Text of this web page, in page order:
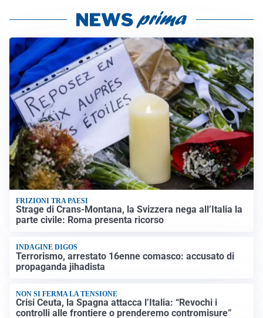
FRIZIONI TRA PAESI
Strage di Crans-Montana, la Svizzera nega all’Italia la
parte civile: Roma presenta ricorso
INDAGINE DIGOS
Terrorismo, arrestato 16enne comasco: accusato di
propaganda jihadista
NON SI FERMA LA TENSIONE
Crisi Ceuta, la Spagna attacca l’Italia: “Revochi i
controlli alle frontiere o prenderemo contromisure”